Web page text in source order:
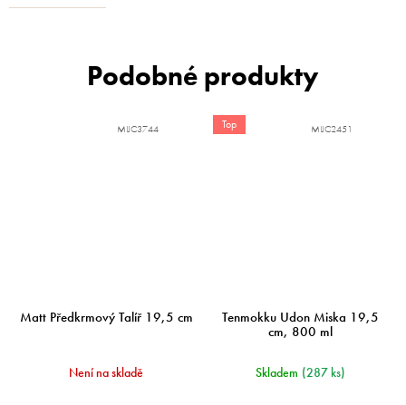
Matt Předkrmový Talíř 19,5 cm
Není na skladě
MIJC3744 Top
Tenmokku Udon Miska 19,5
cm, 800 ml
Skladem (287 ks)
MIJC2451